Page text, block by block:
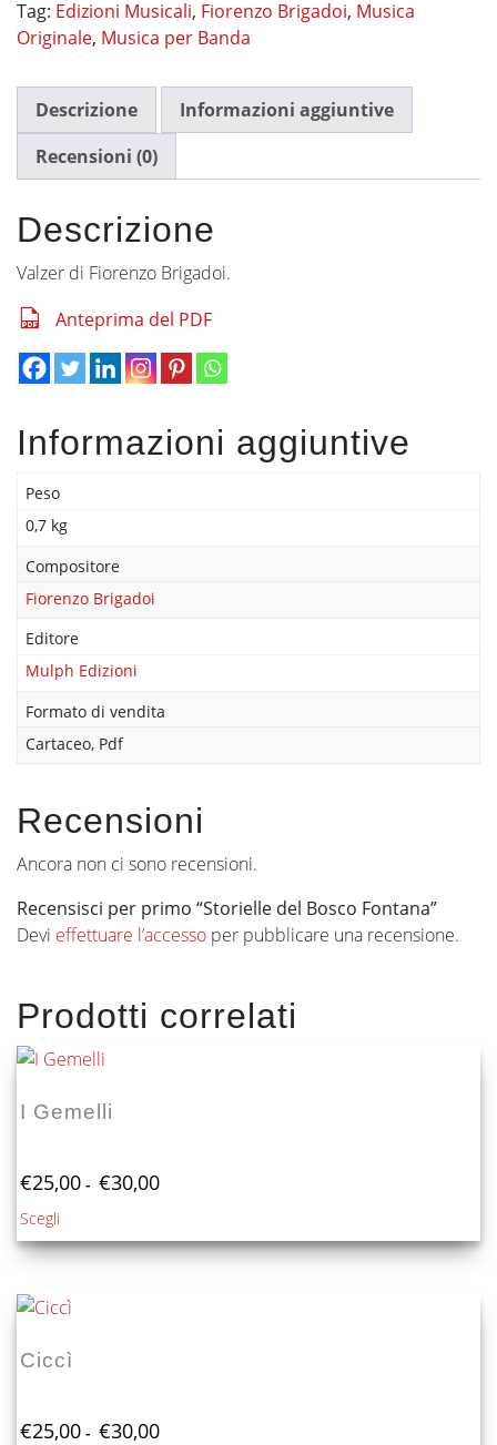
Tag: Edizioni Musicali, Fiorenzo Brigadoi, Musica
Originale, Musica per Banda
Descrizione
Informazioni aggiuntive
Recensioni (0)
Descrizione
Valzer di Fiorenzo Brigadoi.
Anteprima del PDF
Informazioni aggiuntive
Peso
0,7 kg
Compositore
Fiorenzo Brigadoi
Editore
Mulph Edizioni
Formato di vendita
Cartaceo, Pdf
Recensioni
Ancora non ci sono recensioni.
Recensisci per primo “Storielle del Bosco Fontana”
Devi effettuare l’accesso per pubblicare una recensione.
Prodotti correlati
I Gemelli
€25,00 - €30,00Fascia
da
€25,00
Scegli
prodotto
più
Le
essere
Ciccì
€25,00 - €30,00Fascia